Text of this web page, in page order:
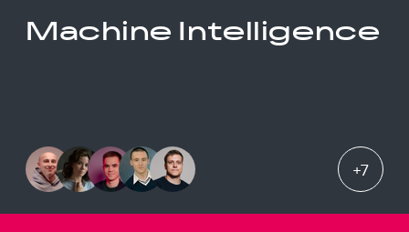
Machine Intelligence
+7